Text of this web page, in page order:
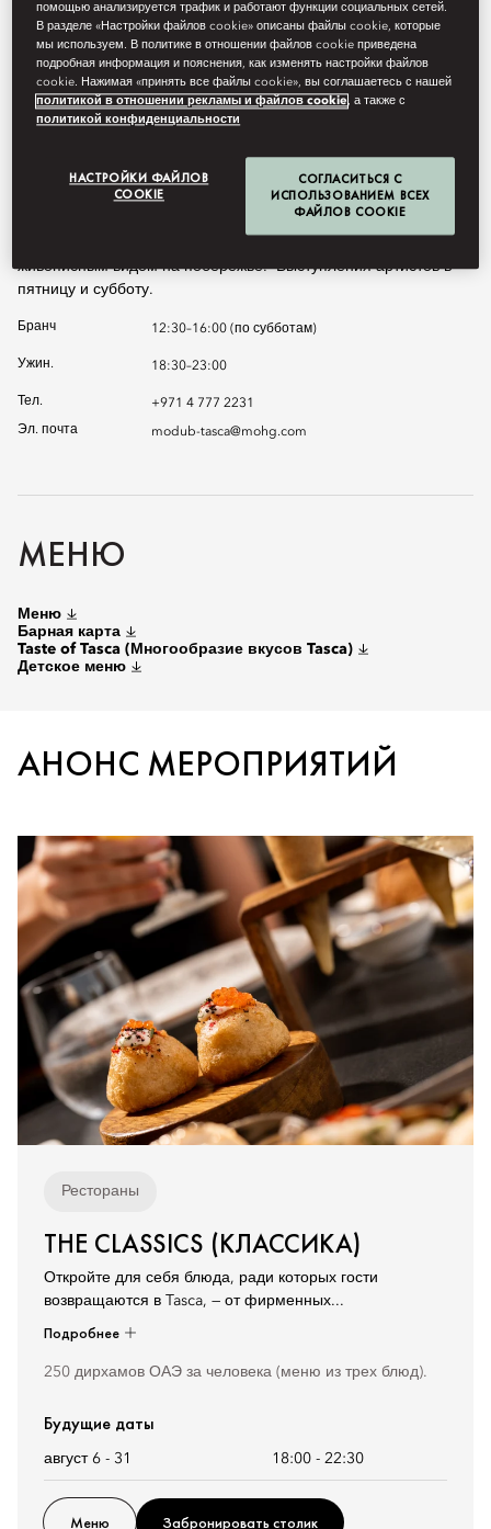
Меню ресторана Tasca обладает особым колоритом: это
интереснейший фьюжн, в котором вкус традиционных
португальских блюд сочетается с новейшими тенденциями. В
Tasca вас также ждет крупнейшая в Дубае коллекция
португальских вин и обширный выбор эксклюзивных
коктейлей.
Окна ресторана выходят на две стороны: с одной вам будут
видны мерцающие россыпи городских огней, с другой —
величественный Персидский залив. Вы можете выбрать столик
живописным видом на побережье. Выступления артистов в
пятницу и субботу.
Бранч 12:30–16:00 (по субботам)
Ужин. 18:30–23:00
Тел.
+971 4 777 2231
Эл. почта
modub-tasca@mohg.com
МЕНЮ
Меню
Барная карта
Taste of Tasca (Многообразие вкусов Tasca)
Детское меню
АНОНС МЕРОПРИЯТИЙ
Рестораны
THE CLASSICS (КЛАССИКА)
Откройте для себя блюда, ради которых гости
возвращаются в Tasca, — от фирменных...
Подробнее
250 дирхамов ОАЭ за человека (меню из трех блюд).
Будущие даты
август 6 - 31 18:00 - 22:30
Меню Забронировать столик
помощью анализируется трафик и работают функции социальных сетей.
В разделе «Настройки файлов cookie» описаны файлы cookie, которые
мы используем. В политике в отношении файлов cookie приведена
подробная информация и пояснения, как изменять настройки файлов
cookie. Нажимая «принять все файлы cookie», вы соглашаетесь с нашей
политикой в отношении рекламы и файлов cookie, а также с
политикой конфиденциальности
НАСТРОЙКИ ФАЙЛОВ
COOKIE
СОГЛАСИТЬСЯ С
ИСПОЛЬЗОВАНИЕМ ВСЕХ
ФАЙЛОВ COOKIE